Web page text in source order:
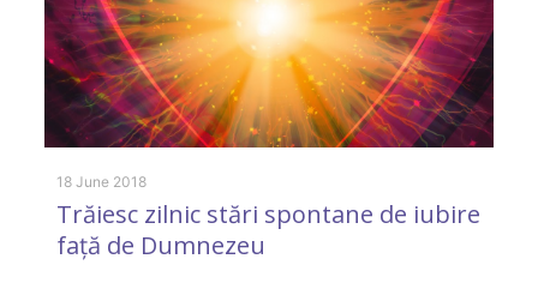
18 June 2018
Trăiesc zilnic stări spontane de iubire
față de Dumnezeu